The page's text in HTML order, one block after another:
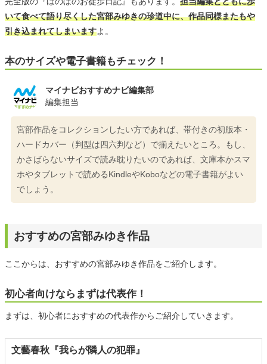
いて食べて語り尽くした宮部みゆきの珍道中に、作品同様またもや
引き込まれてしまいますよ。
本のサイズや電子書籍もチェック！
マイナビおすすめナビ編集部
編集担当
宮部作品をコレクションしたい方であれば、帯付きの初版本・
ハードカバー（判型は四六判など）で揃えたいところ。もし、
かさばらないサイズで読み耽りたいのであれば、文庫本かスマ
ホやタブレットで読めるKindleやKoboなどの電子書籍がよい
でしょう。
おすすめの宮部みゆき作品
ここからは、おすすめの宮部みゆき作品をご紹介します。
初心者向けならまずは代表作！
まずは、初心者におすすめの代表作からご紹介していきます。
文藝春秋『我らが隣人の犯罪』